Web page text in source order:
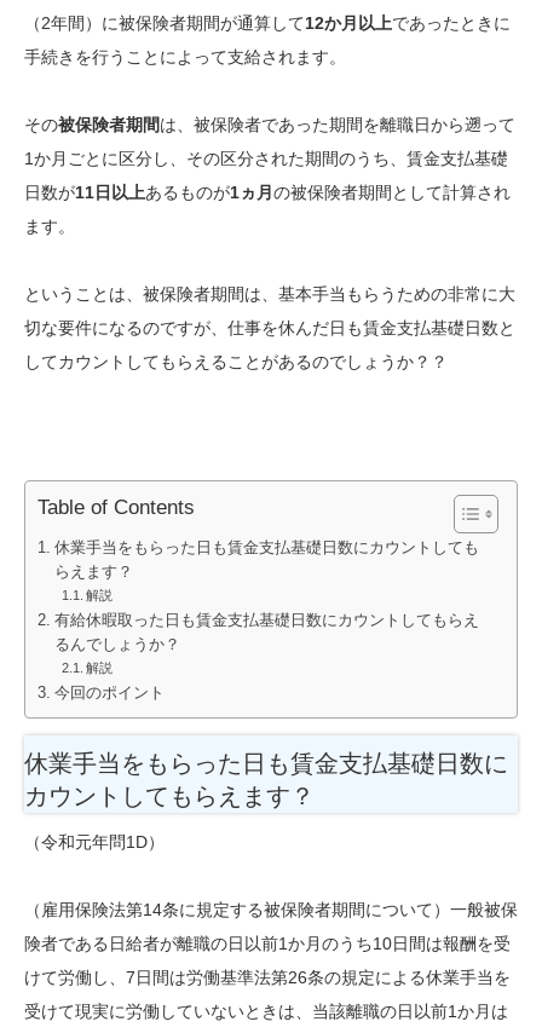
（2年間）に被保険者期間が通算して12か月以上であったときに
手続きを行うことによって支給されます。
その被保険者期間は、被保険者であった期間を離職日から遡って
1か月ごとに区分し、その区分された期間のうち、賃金支払基礎
日数が11日以上あるものが1ヵ月 の被保険者期間として計算され
ます。
ということは、被保険者期間は、基本手当もらうための非常に大
切な要件になるのですが、仕事を休んだ日も賃金支払基礎日数と
してカウントしてもらえることがあるのでしょうか？？
Table of Contents
休業手当をもらった日も賃金支払基礎日数にカウントしても
らえます？
解説
有給休暇取った日も賃金支払基礎日数にカウントしてもらえ
るんでしょうか？
解説
今回のポイント
休業手当をもらった日も賃金支払基礎日数に
カウントしてもらえます？
（令和元年問1D）
（雇用保険法第14条に規定する被保険者期間について）一般被保
険者である日給者が離職の日以前1か月のうち10日間は報酬を受
けて労働し、7日間は労働基準法第26条の規定による休業手当を
受けて現実に労働していないときは、当該離職の日以前1か月は